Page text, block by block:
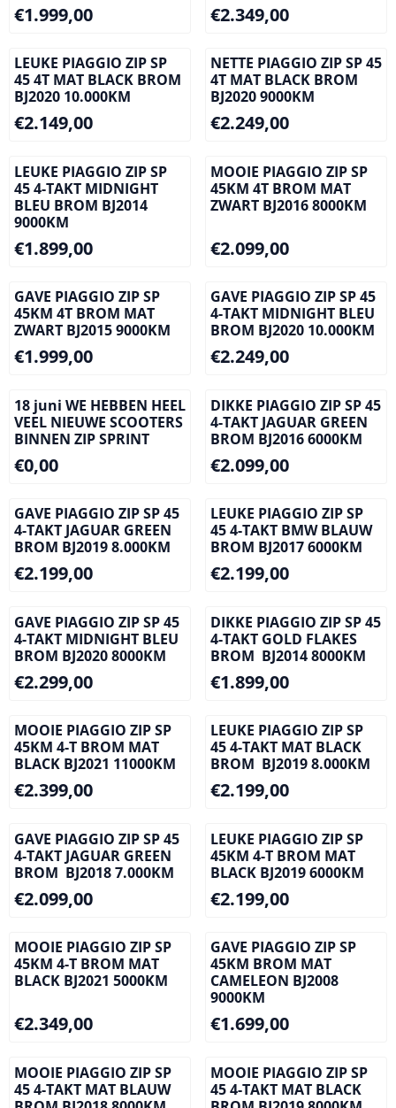
Prijs: 1 999,00
€1.999,00
Prijs: 2 349,00
€2.349,00
LEUKE PIAGGIO ZIP SP
45 4T MAT BLACK BROM
BJ2020 10.000KM
Prijs: 2 149,00
€2.149,00
NETTE PIAGGIO ZIP SP 45
4T MAT BLACK BROM
BJ2020 9000KM
Prijs: 2 249,00
€2.249,00
LEUKE PIAGGIO ZIP SP
45 4-TAKT MIDNIGHT
BLEU BROM BJ2014
9000KM
Prijs: 1 899,00
€1.899,00
MOOIE PIAGGIO ZIP SP
45KM 4T BROM MAT
ZWART BJ2016 8000KM
Prijs: 2 099,00
€2.099,00
GAVE PIAGGIO ZIP SP
45KM 4T BROM MAT
ZWART BJ2015 9000KM
Prijs: 1 999,00
€1.999,00
GAVE PIAGGIO ZIP SP 45
4-TAKT MIDNIGHT BLEU
BROM BJ2020 10.000KM
Prijs: 2 249,00
€2.249,00
18 juni WE HEBBEN HEEL
VEEL NIEUWE SCOOTERS
BINNEN ZIP SPRINT
Prijs: 0,00
€0,00
DIKKE PIAGGIO ZIP SP 45
4-TAKT JAGUAR GREEN
BROM BJ2016 6000KM
Prijs: 2 099,00
€2.099,00
GAVE PIAGGIO ZIP SP 45
4-TAKT JAGUAR GREEN
BROM BJ2019 8.000KM
Prijs: 2 199,00
€2.199,00
LEUKE PIAGGIO ZIP SP
45 4-TAKT BMW BLAUW
BROM BJ2017 6000KM
Prijs: 2 199,00
€2.199,00
GAVE PIAGGIO ZIP SP 45
4-TAKT MIDNIGHT BLEU
BROM BJ2020 8000KM
Prijs: 2 299,00
€2.299,00
DIKKE PIAGGIO ZIP SP 45
4-TAKT GOLD FLAKES
BROM BJ2014 8000KM
Prijs: 1 899,00
€1.899,00
MOOIE PIAGGIO ZIP SP
45KM 4-T BROM MAT
BLACK BJ2021 11000KM
Prijs: 2 399,00
€2.399,00
LEUKE PIAGGIO ZIP SP
45 4-TAKT MAT BLACK
BROM BJ2019 8.000KM
Prijs: 2 199,00
€2.199,00
GAVE PIAGGIO ZIP SP 45
4-TAKT JAGUAR GREEN
BROM BJ2018 7.000KM
Prijs: 2 099,00
€2.099,00
LEUKE PIAGGIO ZIP SP
45KM 4-T BROM MAT
BLACK BJ2019 6000KM
Prijs: 2 199,00
€2.199,00
MOOIE PIAGGIO ZIP SP
45KM 4-T BROM MAT
BLACK BJ2021 5000KM
Prijs: 2 349,00
€2.349,00
GAVE PIAGGIO ZIP SP
45KM BROM MAT
CAMELEON BJ2008
9000KM
Prijs: 1 699,00
€1.699,00
MOOIE PIAGGIO ZIP SP
45 4-TAKT MAT BLAUW
MOOIE PIAGGIO ZIP SP
45 4-TAKT MAT BLACK